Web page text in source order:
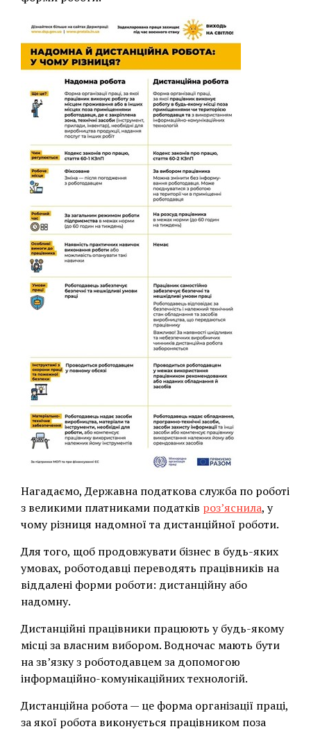
Нагадаємо, Державна податкова служба по роботі
з великими платниками податків роз’яснила, у
чому різниця надомної та дистанційної роботи.
Для того, щоб продовжувати бізнес в будь-яких
умовах, роботодавці переводять працівників на
віддалені форми роботи: дистанційну або
надомну.
Дистанційні працівники працюють у будь-якому
місці за власним вибором. Водночас мають бути
на зв’язку з роботодавцем за допомогою
інформаційно-комунікаційних технологій.
Дистанційна робота — це форма організації праці,
за якої робота виконується працівником поза